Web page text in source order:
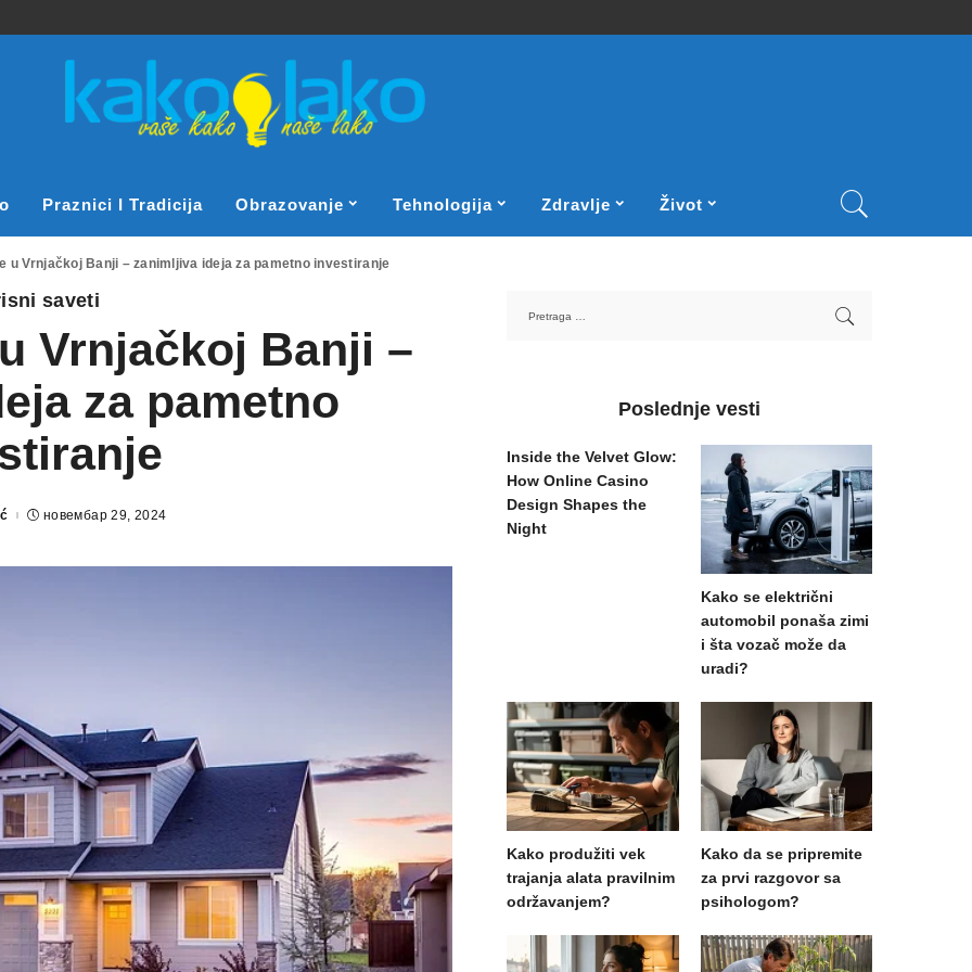
Praznici I Tradicija Obrazovanje Tehnologija Zdravlje Život
u Vrnjačkoj Banji – zanimljiva ideja za pametno investiranje
saveti
Vrnjačkoj Banji –
za pametno
новембар 29, 2024
Poslednje vesti
Inside the Velvet Glow:
How Online Casino
Design Shapes the
Night
Kako se električni
automobil ponaša zimi
i šta vozač može da
uradi?
Kako produžiti vek
trajanja alata pravilnim
održavanjem?
Kako da se pripremite
za prvi razgovor sa
psihologom?